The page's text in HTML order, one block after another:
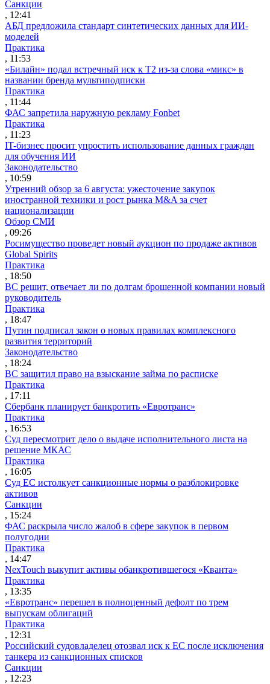
Санкции
, 12:41
АБД предложила стандарт синтетических данных для ИИ-
моделей
Практика
, 11:53
«Билайн» подал встречный иск к Т2 из-за слова «микс» в
названии бренда мультиподписки
Практика
, 11:44
ФАС запретила наружную рекламу Fonbet
Практика
, 11:23
IT-бизнес просит упростить использование данных граждан
для обучения ИИ
Законодательство
, 10:59
Утренний обзор за 6 августа: ужесточение закупок
иностранной техники и рост рынка M&A за счет
национализации
Обзор СМИ
, 09:26
Росимущество проведет новый аукцион по продаже активов
Global Spirits
Практика
, 18:50
ВС решит, отвечает ли по долгам брошенной компании новый
руководитель
Практика
, 18:47
Путин подписал закон о новых правилах комплексного
развития территорий
Законодательство
, 18:24
ВС защитил право на взыскание займа по расписке
Практика
, 17:11
Сбербанк планирует банкротить «Евротранс»
Практика
, 16:53
Суд пересмотрит дело о выдаче исполнительного листа на
решение МКАС
Практика
, 16:05
Суд ЕС истолкует санкционные нормы о разблокировке
активов
Санкции
, 15:24
ФАС раскрыла число жалоб в сфере закупок в первом
полугодии
Практика
, 14:47
NexTouch выкупит активы обанкротившегося «Кванта»
Практика
, 13:35
«Евротранс» перешел в полноценный дефолт по трем
выпускам облигаций
Практика
, 12:31
Российский судовладелец отозвал иск к ЕС после исключения
танкера из санкционных списков
Санкции
, 12:23